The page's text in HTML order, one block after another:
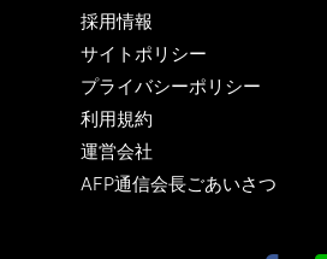
採用情報
サイトポリシー
プライバシーポリシー
利用規約
運営会社
AFP通信会長ごあいさつ